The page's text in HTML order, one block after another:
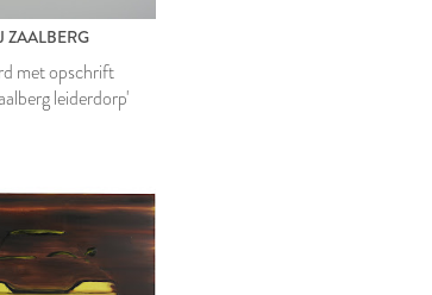
ZAALBERG
met opschrift
leiderdorp'